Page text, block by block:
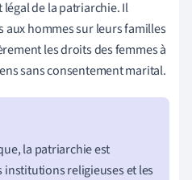
de la patriarchie. Il
hommes sur leurs familles
les droits des femmes à
sans consentement marital.
la patriarchie est
institutions religieuses et les